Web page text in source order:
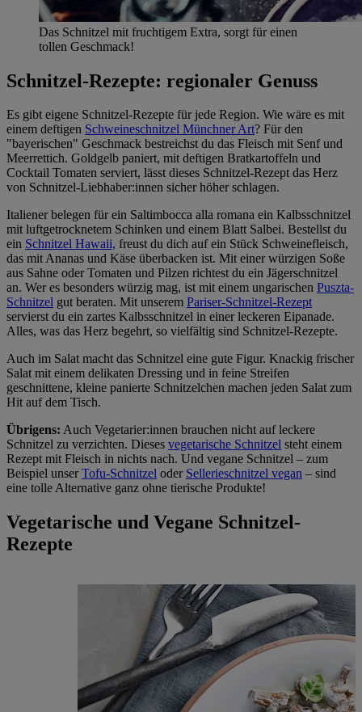
Das Schnitzel mit fruchtigem Extra, sorgt für einen
tollen Geschmack!
Schnitzel-Rezepte: regionaler Genuss
Es gibt eigene Schnitzel-Rezepte für jede Region. Wie wäre es mit
einem deftigen Schweineschnitzel Münchner Art? Für den
"bayerischen" Geschmack bestreichst du das Fleisch mit Senf und
Meerrettich. Goldgelb paniert, mit deftigen Bratkartoffeln und
Cocktail Tomaten serviert, lässt dieses Schnitzel-Rezept das Herz
von Schnitzel-Liebhaber:innen sicher höher schlagen.
Italiener belegen für ein Saltimbocca alla romana ein Kalbsschnitzel
mit luftgetrocknetem Schinken und einem Blatt Salbei. Bestellst du
ein Schnitzel Hawaii, freust du dich auf ein Stück Schweinefleisch,
das mit Ananas und Käse überbacken ist. Mit einer würzigen Soße
aus Sahne oder Tomaten und Pilzen richtest du ein Jägerschnitzel
an. Wer es besonders würzig mag, ist mit einem ungarischen Puszta-
Schnitzel gut beraten. Mit unserem Pariser-Schnitzel-Rezept
servierst du ein zartes Kalbsschnitzel in einer leckeren Eipanade.
Alles, was das Herz begehrt, so vielfältig sind Schnitzel-Rezepte.
Auch im Salat macht das Schnitzel eine gute Figur. Knackig frischer
Salat mit einem delikaten Dressing und in feine Streifen
geschnittene, kleine panierte Schnitzelchen machen jeden Salat zum
Hit auf dem Tisch.
Übrigens: Auch Vegetarier:innen brauchen nicht auf leckere
Schnitzel zu verzichten. Dieses vegetarische Schnitzel steht einem
Rezept mit Fleisch in nichts nach. Und vegane Schnitzel – zum
Beispiel unserTofu-Schnitzel oder Sellerieschnitzel vegan – sind
eine tolle Alternative ganz ohne tierische Produkte!
Vegetarische und Vegane Schnitzel-
Rezepte